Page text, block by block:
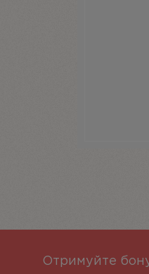
Отримуйте